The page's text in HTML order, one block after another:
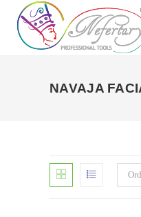
contenido
NAVAJA